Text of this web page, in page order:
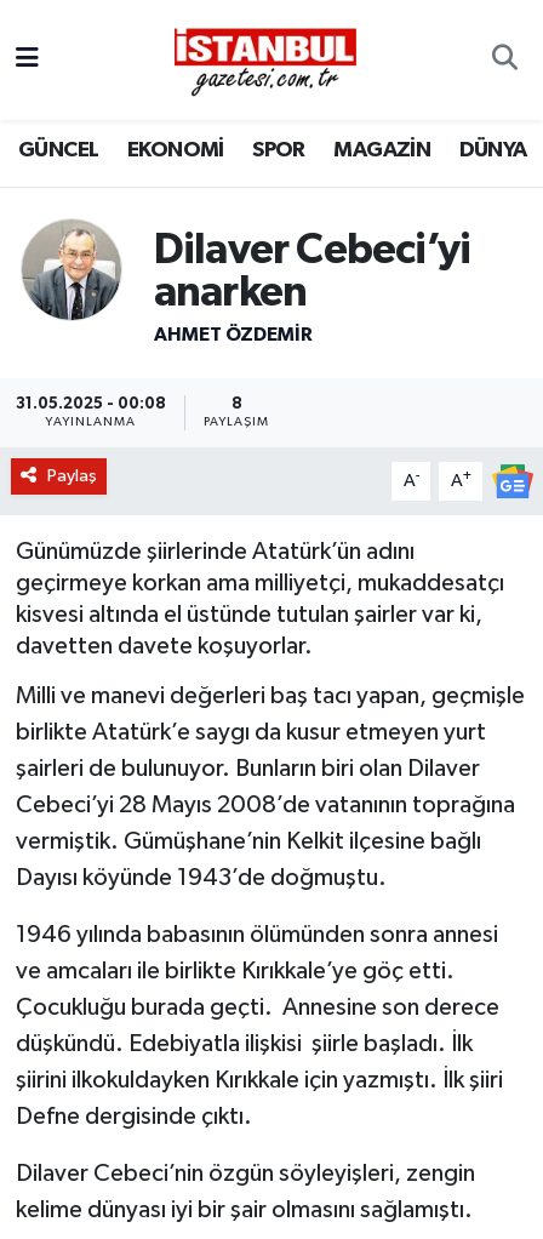
GÜNCEL EKONOMİ SPOR MAGAZİN DÜNYA
Dilaver Cebeci’yi
anarken
AHMET ÖZDEMIR
31.05.2025 - 00:08
YAYINLANMA
8
PAYLAŞIM
Paylaş A- A+
Günümüzde şiirlerinde Atatürk’ün adını
geçirmeye korkan ama milliyetçi, mukaddesatçı
kisvesi altında el üstünde tutulan şairler var ki,
davetten davete koşuyorlar.
Milli ve manevi değerleri baş tacı yapan, geçmişle
birlikte Atatürk’e saygı da kusur etmeyen yurt
şairleri de bulunuyor. Bunların biri olan Dilaver
Cebeci’yi 28 Mayıs 2008’de vatanının toprağına
vermiştik. Gümüşhane’nin Kelkit ilçesine bağlı
Dayısı köyünde 1943’de doğmuştu.
1946 yılında babasının ölümünden sonra annesi
ve amcaları ile birlikte Kırıkkale’ye göç etti.
Çocukluğu burada geçti. Annesine son derece
düşkündü. Edebiyatla ilişkisi şiirle başladı. İlk
şiirini ilkokuldayken Kırıkkale için yazmıştı. İlk şiiri
Defne dergisinde çıktı.
Dilaver Cebeci’nin özgün söyleyişleri, zengin
kelime dünyası iyi bir şair olmasını sağlamıştı.
EKONOMİ
İSTANBUL
DÜNYA
MAGAZİN
KÜLTÜR SANAT
BİLİM VE TEKNOLOJİ
OTOMOBİL
KURUMSAL
Nöbetçi Eczaneler
Hava Durumu
Trafik Durumu
Süper Lig Puan Durumu ve Fikstür
Tüm Manşetler
Son Dakika Haberleri
Haber Arşivi